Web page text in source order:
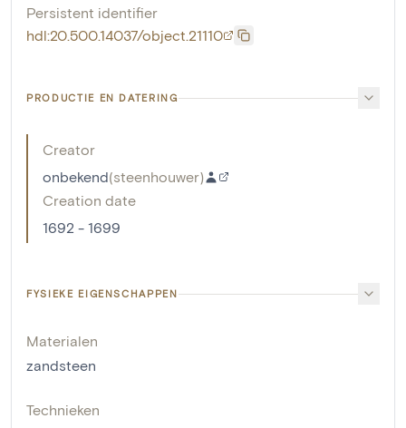
Persistent identifier
hdl:20.500.14037/object.21110
PRODUCTIE EN DATERING
Creator
onbekend(steenhouwer)
Creation date
1692 - 1699
FYSIEKE EIGENSCHAPPEN
Materialen
zandsteen
Technieken